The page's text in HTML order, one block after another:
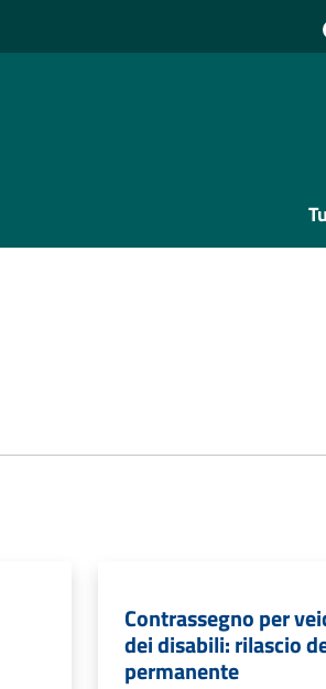
Contrassegno per
dei disabili: rilascio
permanente